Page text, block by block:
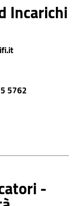
Incarichi
5762
-